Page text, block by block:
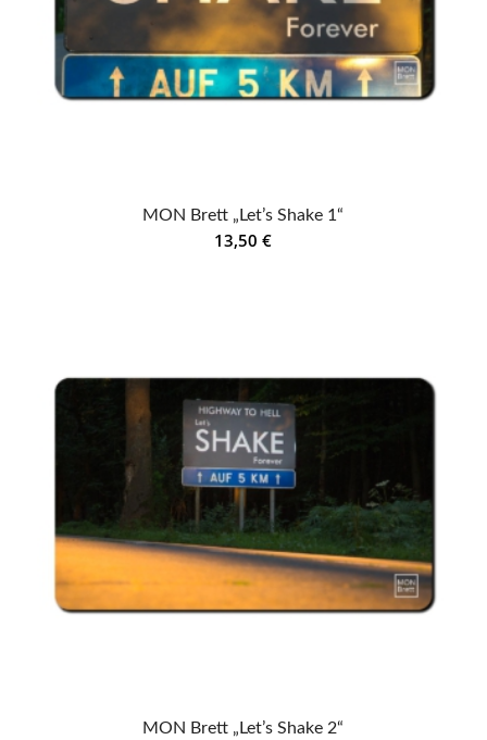
MON Brett „Let’s Shake 1“
13,50€
MON Brett „Let’s Shake 2“